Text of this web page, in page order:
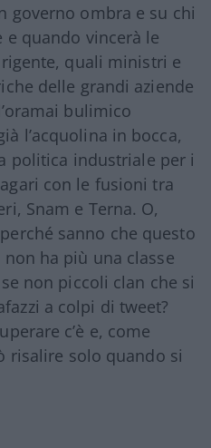
governo ombra e su chi
quando vincerà le
quali ministri e
delle grandi aziende
bulimico
l’acquolina in bocca,
politica industriale per i
con le fusioni tra
Snam e Terna. O,
sanno che questo
ha più una classe
non piccoli clan che si
a colpi di tweet?
c’è e, come
risalire solo quando si